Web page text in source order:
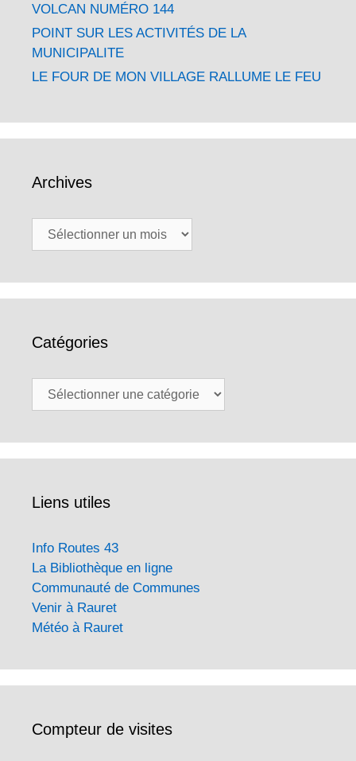
VOLCAN NUMÉRO 144
POINT SUR LES ACTIVITÉS DE LA
MUNICIPALITE
LE FOUR DE MON VILLAGE RALLUME LE FEU
Archives
Archives
Catégories
Catégories
Liens utiles
Info Routes 43
La Bibliothèque en ligne
Communauté de Communes
Venir à Rauret
Météo à Rauret
Compteur de visites